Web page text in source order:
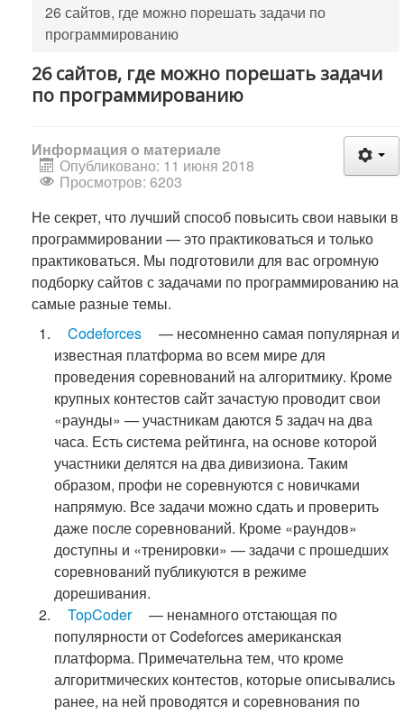
26 сайтов, где можно порешать задачи по
программированию
26 сайтов, где можно порешать задачи
по программированию
Информация о материале
Опубликовано: 11 июня 2018
Просмотров: 6203
Не секрет, что лучший способ повысить свои навыки в
программировании — это практиковаться и только
практиковаться. Мы подготовили для вас огромную
подборку сайтов с задачами по программированию на
самые разные темы.
Codeforces
— несомненно самая популярная и
известная платформа во всем мире для
проведения соревнований на алгоритмику. Кроме
крупных контестов сайт зачастую проводит свои
«раунды» — участникам даются 5 задач на два
часа. Есть система рейтинга, на основе которой
участники делятся на два дивизиона. Таким
образом, профи не соревнуются с новичками
напрямую. Все задачи можно сдать и проверить
даже после соревнований. Кроме «раундов»
доступны и «тренировки» — задачи с прошедших
соревнований публикуются в режиме
дорешивания.
TopCoder
— ненамного отстающая по
популярности от Codeforces американская
платформа. Примечательна тем, что кроме
алгоритмических контестов, которые описывались
ранее, на ней проводятся и соревнования по